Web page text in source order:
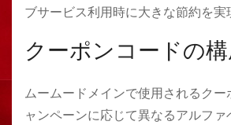
ブサービス利用時に大きな節約を実
クーポンコードの
ムームードメインで使用されるクー
ャンペーンに応じて異なるアルフ